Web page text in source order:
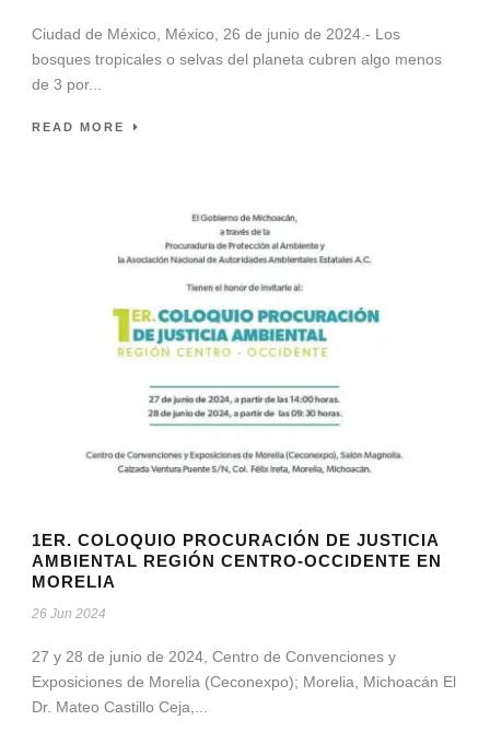
Ciudad de México, México, 26 de junio de 2024.- Los
bosques tropicales o selvas del planeta cubren algo menos
de 3 por...
READ MORE
1ER. COLOQUIO PROCURACIÓN DE JUSTICIA
AMBIENTAL REGIÓN CENTRO-OCCIDENTE EN
MORELIA
26 Jun 2024
27 y 28 de junio de 2024, Centro de Convenciones y
Exposiciones de Morelia (Ceconexpo); Morelia, Michoacán El
Dr. Mateo Castillo Ceja,...